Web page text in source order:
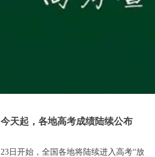
今天起，各地高考成绩陆续公布
23日开始，全国各地将陆续进入高考“放